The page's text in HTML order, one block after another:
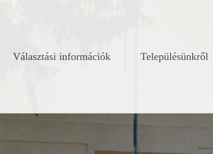
Választási információk Településünkről